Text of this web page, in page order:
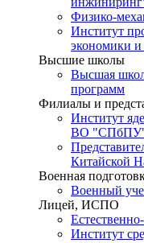
Физико-
Институт
экономики и
Высшие школы
Высшая
программ
Филиалы и
Институт
ВО "СПбПУ"
Китайской
Военная
Военный
Лицей, ИСПО
Институт